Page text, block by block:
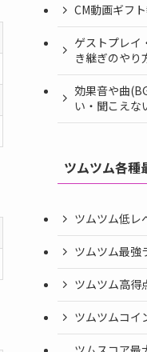
CM動画ギフ
ゲストプレイ
き継ぎのやり
効果音や曲
い・聞こえな
ツムツム各種
ツムツム低レ
ツムツム最強
ツムツム高得
ツムツムコイ